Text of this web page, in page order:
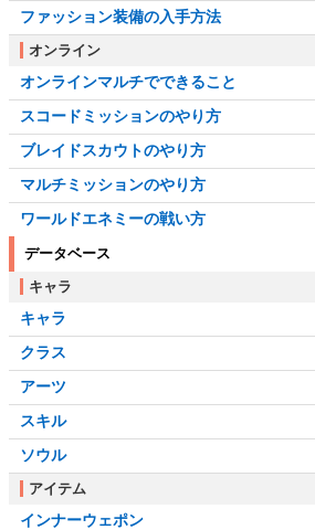
ファッション装備の入手方法
オンライン
オンラインマルチでできること
スコードミッションのやり方
ブレイドスカウトのやり方
マルチミッションのやり方
ワールドエネミーの戦い方
データベース
キャラ
キャラ
クラス
アーツ
スキル
ソウル
アイテム
インナーウェポン